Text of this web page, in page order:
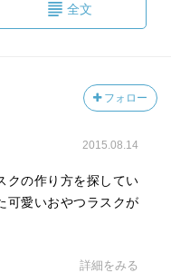
全文
フォロー
2015.08.14
クの作り方を探してい
可愛いおやつラスクが
詳細をみる